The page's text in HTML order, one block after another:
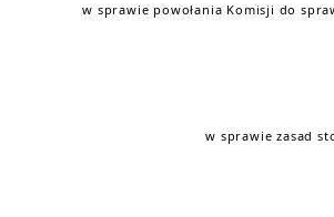
w sprawie powołania Komisji do
w sprawie zasad